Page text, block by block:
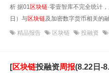
析 据01区块链·零壹智库不完全统计
日）与区块链及加密数字货币相关的
精品报告 区块链 投融资
[区块链投融资周报(8.22日-